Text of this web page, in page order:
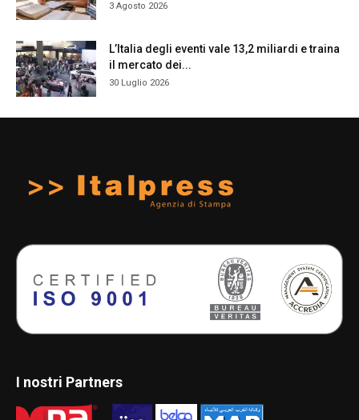
3 Agosto 2026
L’Italia degli eventi vale 13,2 miliardi e traina
il mercato dei...
30 Luglio 2026
I nostri Partners